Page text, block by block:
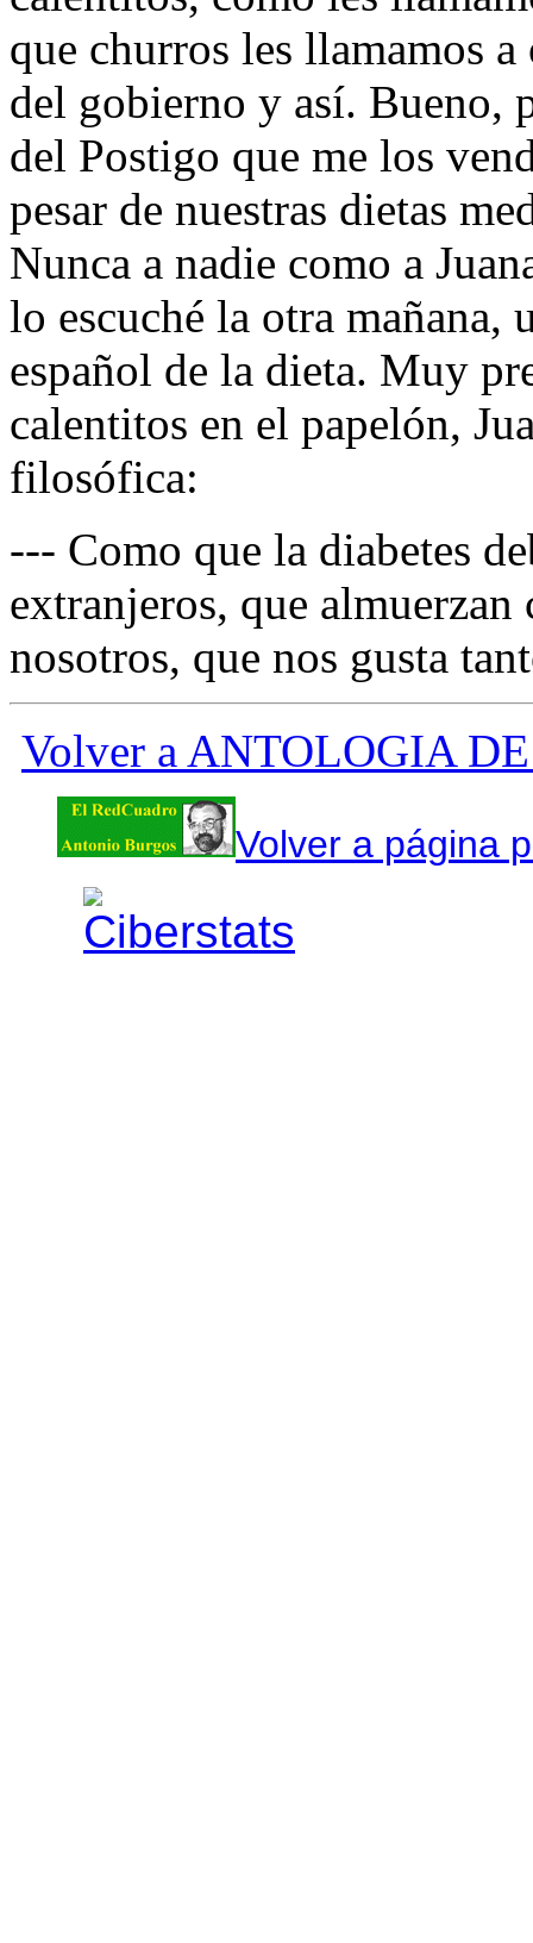
que churros les llamamos
del gobierno y así. Bueno,
del Postigo que me los
pesar de nuestras dietas
Nunca a nadie como a
lo escuché la otra mañana,
español de la dieta. Muy
calentitos en el papelón,
filosófica:
--- Como que la diabetes
extranjeros, que
nosotros, que nos gusta
Volver a ANTOLOGIA
Volver a página